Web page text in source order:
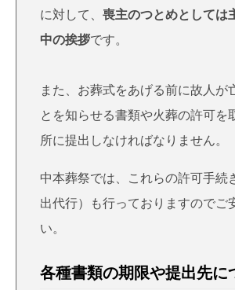
に対して、 喪主のつとめとしては
中の挨拶です。
また、お葬式をあげる前に故人が
とを知らせる書類や火葬の許可を
所に提出しなければなりません。
中本葬祭では、これらの許可手続
出代行）も行っておりますのでご
い。
各種書類の期限や提出先に